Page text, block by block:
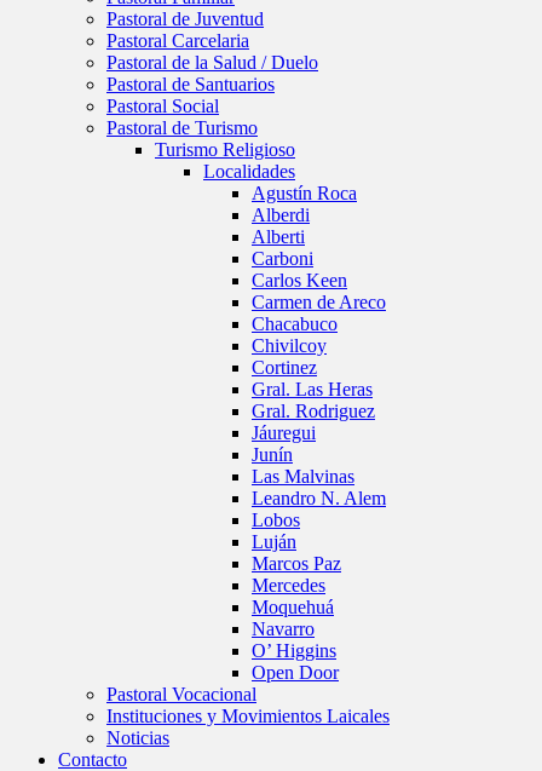
Pastoral de Juventud
Pastoral Carcelaria
Pastoral de la Salud / Duelo
Pastoral de Santuarios
Pastoral Social
Pastoral de Turismo
Turismo Religioso
Localidades
Agustín Roca
Alberdi
Alberti
Carboni
Carlos Keen
Carmen de Areco
Chacabuco
Chivilcoy
Cortinez
Gral. Las Heras
Gral. Rodriguez
Jáuregui
Junín
Las Malvinas
Leandro N. Alem
Lobos
Luján
Marcos Paz
Mercedes
Moquehuá
Navarro
O’ Higgins
Open Door
Pastoral Vocacional
Instituciones y Movimientos Laicales
Noticias
Contacto